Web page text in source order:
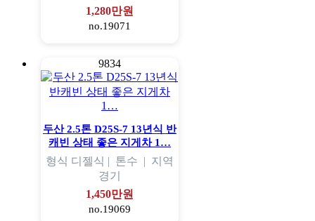
1,280만원
no.19071
9834
두산 2.5톤 D25S-7 13년식 반
캐빈 상태 좋은 지게차 1…
형식 디젤식 | 톤수 | 지역
경기
1,450만원
no.19069